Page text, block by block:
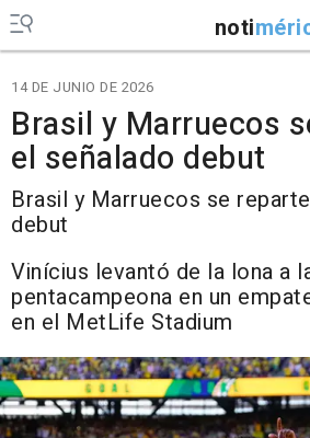
noti
14 DE JUNIO DE 2026
Brasil y Marruecos
el señalado debut
Brasil y Marruecos se
debut
Vinícius levantó de la lona a
pentacampeona en un
en el MetLife Stadium